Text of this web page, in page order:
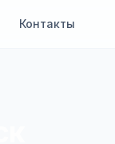
Контакты